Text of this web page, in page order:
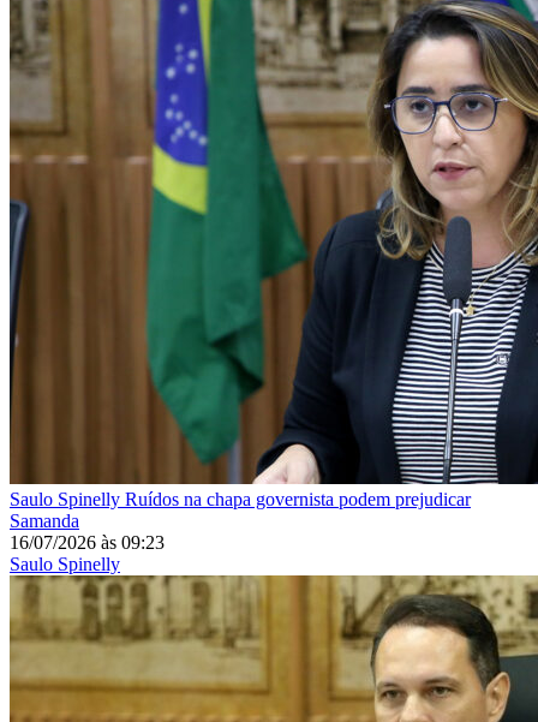
Saulo Spinelly Ruídos na chapa governista podem prejudicar
Samanda
16/07/2026 às 09:23
Saulo Spinelly